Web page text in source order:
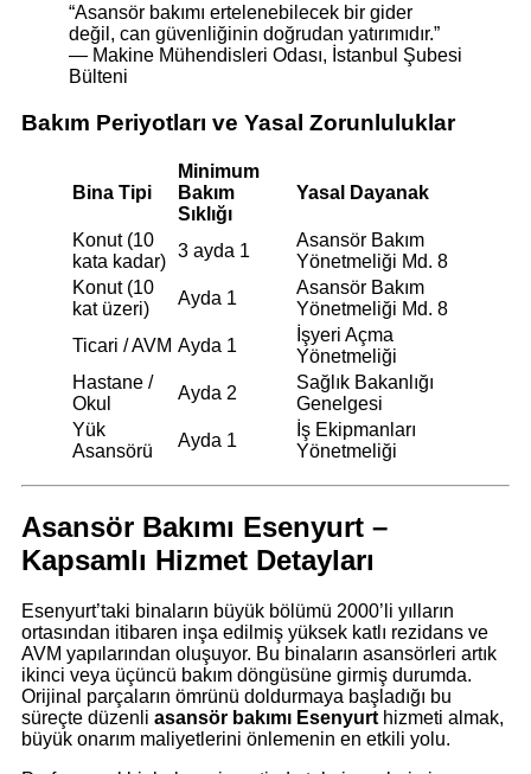
“Asansör bakımı ertelenebilecek bir gider
değil, can güvenliğinin doğrudan yatırımıdır.”
— Makine Mühendisleri Odası, İstanbul Şubesi
Bülteni
Bakım Periyotları ve Yasal Zorunluluklar
Bina Tipi
Minimum
Bakım
Sıklığı
Yasal Dayanak
Konut (10
kata kadar)
3 ayda 1
Asansör Bakım
Yönetmeliği Md. 8
Konut (10
kat üzeri)
Ayda 1
Asansör Bakım
Yönetmeliği Md. 8
Ticari / AVM Ayda 1
İşyeri Açma
Yönetmeliği
Hastane /
Okul
Ayda 2
Sağlık Bakanlığı
Genelgesi
Yük
Asansörü
Ayda 1
İş Ekipmanları
Yönetmeliği
Asansör Bakımı Esenyurt –
Kapsamlı Hizmet Detayları
Esenyurt’taki binaların büyük bölümü 2000’li yılların
ortasından itibaren inşa edilmiş yüksek katlı rezidans ve
AVM yapılarından oluşuyor. Bu binaların asansörleri artık
ikinci veya üçüncü bakım döngüsüne girmiş durumda.
Orijinal parçaların ömrünü doldurmaya başladığı bu
süreçte düzenli asansör bakımı Esenyurt hizmeti almak,
büyük onarım maliyetlerini önlemenin en etkili yolu.